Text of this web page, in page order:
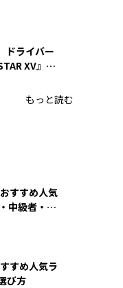
ドライバー
XV』を
もっと読む
すすめ人気
中級者・上
すめ人気ラ
び方